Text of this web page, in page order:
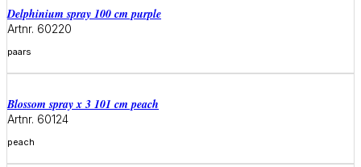
delphinium spray 100 cm purple
Artnr. 60220
paars
Meer informatie
blossom spray x 3 101 cm peach
Artnr. 60124
peach
Meer informatie